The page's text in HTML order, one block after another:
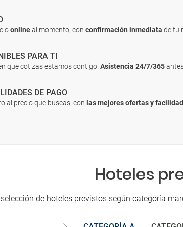
onlineal momento, conconfirmación inmediatade tu
PARA TI
que cotizas estamos contigo.Asistencia 24/7/365
DE PAGO
al precio que buscas, con las mejores ofertas y
Hoteles
de hoteles previstos según categoría